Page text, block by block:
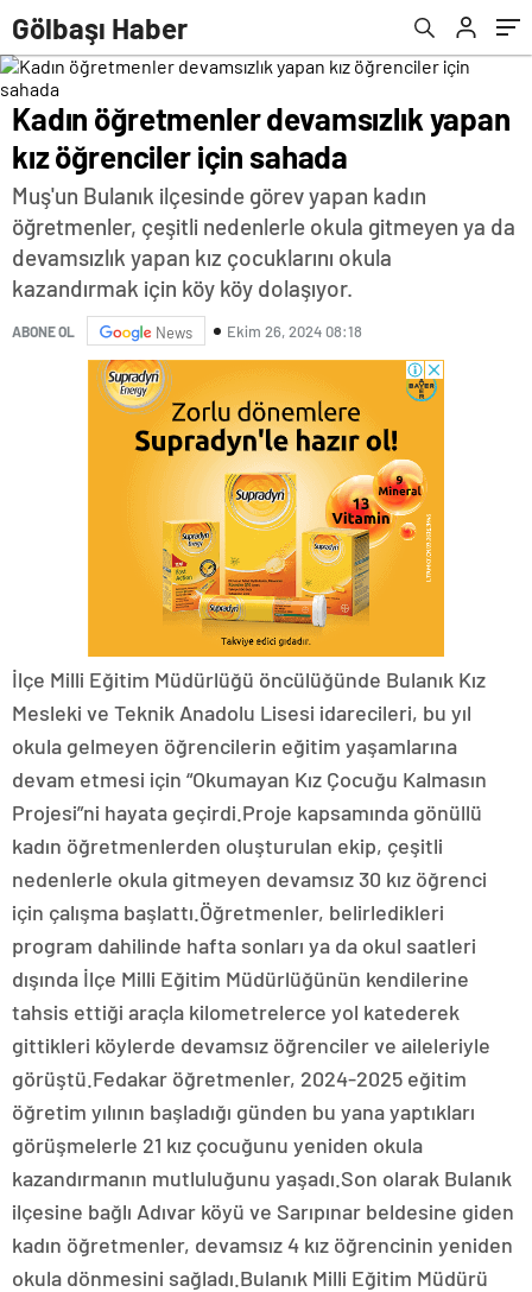
Gölbaşı Haber
Kadın öğretmenler devamsızlık yapan
kız öğrenciler için sahada
Muş'un Bulanık ilçesinde görev yapan kadın
öğretmenler, çeşitli nedenlerle okula gitmeyen ya da
devamsızlık yapan kız çocuklarını okula
kazandırmak için köy köy dolaşıyor.
ABONE OL News Ekim 26, 2024 08:18
İlçe Milli Eğitim Müdürlüğü öncülüğünde Bulanık Kız
Mesleki ve Teknik Anadolu Lisesi idarecileri, bu yıl
okula gelmeyen öğrencilerin eğitim yaşamlarına
devam etmesi için “Okumayan Kız Çocuğu Kalmasın
Projesi”ni hayata geçirdi.Proje kapsamında gönüllü
kadın öğretmenlerden oluşturulan ekip, çeşitli
nedenlerle okula gitmeyen devamsız 30 kız öğrenci
için çalışma başlattı.Öğretmenler, belirledikleri
program dahilinde hafta sonları ya da okul saatleri
dışında İlçe Milli Eğitim Müdürlüğünün kendilerine
tahsis ettiği araçla kilometrelerce yol katederek
gittikleri köylerde devamsız öğrenciler ve aileleriyle
görüştü.Fedakar öğretmenler, 2024-2025 eğitim
öğretim yılının başladığı günden bu yana yaptıkları
görüşmelerle 21 kız çocuğunu yeniden okula
kazandırmanın mutluluğunu yaşadı.Son olarak Bulanık
ilçesine bağlı Adıvar köyü ve Sarıpınar beldesine giden
kadın öğretmenler, devamsız 4 kız öğrencinin yeniden
okula dönmesini sağladı.Bulanık Milli Eğitim Müdürü